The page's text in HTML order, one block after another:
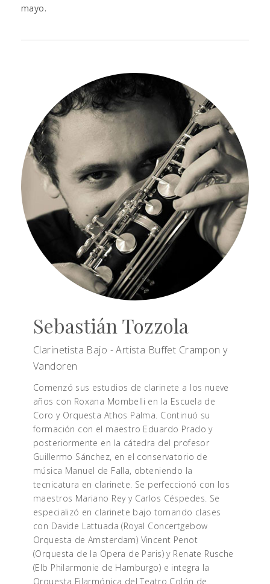
mayo.
Sebastián Tozzola
Clarinetista Bajo - Artista Buffet Crampon y
Vandoren
Comenzó sus estudios de clarinete a los nueve
años con Roxana Mombelli en la Escuela de
Coro y Orquesta Athos Palma. Continuó su
formación con el maestro Eduardo Prado y
posteriormente en la cátedra del profesor
Guillermo Sánchez, en el conservatorio de
música Manuel de Falla, obteniendo la
tecnicatura en clarinete. Se perfeccionó con los
maestros Mariano Rey y Carlos Céspedes. Se
especializó en clarinete bajo tomando clases
con Davide Lattuada (Royal Concertgebow
Orquesta de Amsterdam) Vincent Penot
(Orquesta de la Opera de Paris) y Renate Rusche
(Elb Philarmonie de Hamburgo) e integra la
Orquesta Filarmónica del Teatro Colón de